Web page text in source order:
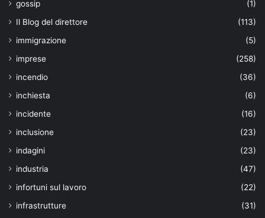
gossip
(1)
Il Blog del direttore
(113)
immigrazione
(5)
imprese
(258)
incendio
(36)
inchiesta
(6)
incidente
(16)
inclusione
(23)
indagini
(23)
industria
(47)
infortuni sul lavoro
(22)
infrastrutture
(31)